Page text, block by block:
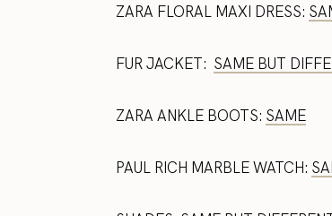
ZARA FLORAL MAXI DRESS:
FUR JACKET: SAME BUT
ZARA ANKLE BOOTS: SAME
PAUL RICH MARBLE WATCH: